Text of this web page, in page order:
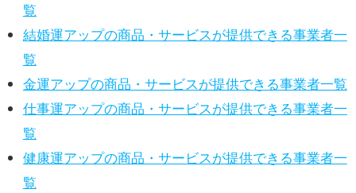
覧
結婚運アップの商品・サービスが提供できる事業者一
覧
金運アップの商品・サービスが提供できる事業者一覧
仕事運アップの商品・サービスが提供できる事業者一
覧
健康運アップの商品・サービスが提供できる事業者一
覧